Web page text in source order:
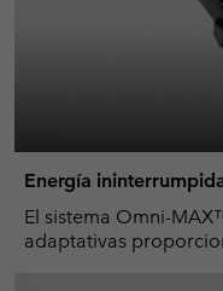
Energía
El sistema Omni-
adaptativas